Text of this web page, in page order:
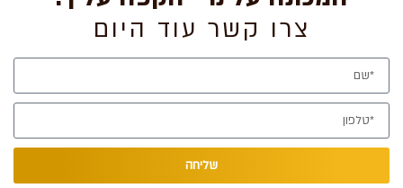
המאפשר לכל אחד לאתר את טעמי הקפה המועדפים עליו. מעבר לכך
מדובר במכונות אוטומטיות קומפקטיות ומעוצבות שיכולות להשתלב בכל
מטבח ביתי.
מאחורי המכונות עומד מותג אמין ומוכר, חברה שוויצרית מוערכת השייכת
לקבוצת נסטלה שפועלת בקנה מידה עולמי, כשמעל ארבעים מדינות שונות
הנהנות משירותיה ברחבי העולם. החל משנת 2008 נספרסו גם פתחה
בישראל חברת בת רשמית שזכתה להצלחה חסת תקדים בשוק המקומי,
לא מעט בזכות הפרסומות של ג'ורג' קלוני. כיום נספרסו שולטת בחמישים
צרו קשר עוד היום
שליחה